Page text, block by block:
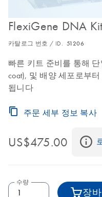
FlexiGene DNA
카탈로그 번호 / ID. 51206
빠른 키트 준비를 통해
coat), 및 배양 세포로부
됩니다
주문 세부 정보 복사
US$475.00
수량
장